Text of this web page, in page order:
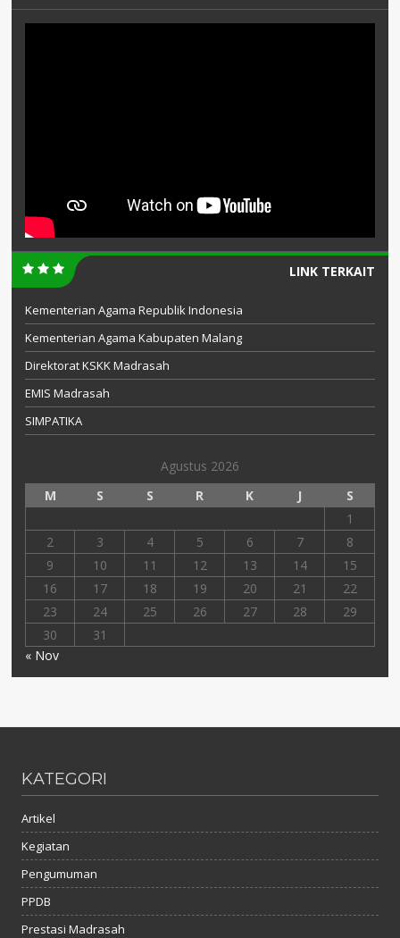
LINK TERKAIT
Kementerian Agama Republik Indonesia
Kementerian Agama Kabupaten Malang
Direktorat KSKK Madrasah
EMIS Madrasah
SIMPATIKA
Agustus 2026
M
S S R K J
S
1
2
3 4 5 6 7
8
9
10 11 12 13 14
15
16
17 18 19 20 21
22
23
24 25 26 27 28
29
30
31
« Nov
KATEGORI
Artikel
Kegiatan
Pengumuman
PPDB
Prestasi Madrasah